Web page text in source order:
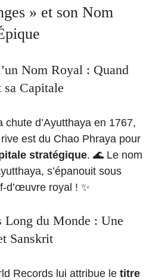
» et son Nom
Nom Royal : Quand
Capitale
chute d’Ayutthaya en 1767,
est du Chao Phraya pour
stratégique. 🌊 Le nom
s’épanouit sous
d’œuvre royal ! ✨
Long du Monde : Une
Sanskrit
Records lui attribue le titre